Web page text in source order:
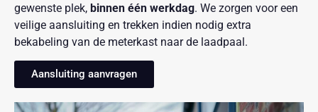
gewenste plek, binnen één werkdag. We zorgen voor een
veilige aansluiting en trekken indien nodig extra
bekabeling van de meterkast naar de laadpaal.
Aansluiting aanvragen